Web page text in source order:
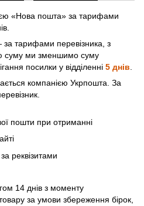
«Нова пошта» зa тарифами
тарифами перевізника, з
суму ми зменшимо суму
посилки у відділенні 5 днів
компанією Укрпошта. За
пошти при отриманні
реквізитами
14 днів з моменту
за умови збереження бірок,